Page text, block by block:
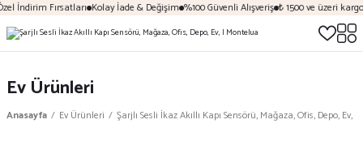
İndirim Fırsatları Kolay İade & Değişim %100 Güvenli Alışveriş ₺ 1500 ve üzeri
Ev Ürünleri
Anasayfa Ev Ürünleri Şarjlı Sesli İkaz Akıllı Kapı Sensörü, Mağaza, Ofis, Depo, Ev,